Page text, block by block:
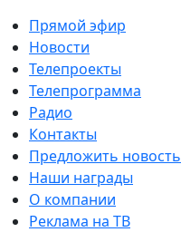
Прямой эфир
Новости
Телепроекты
Телепрограмма
Радио
Контакты
Предложить новость
Наши награды
О компании
Реклама на ТВ